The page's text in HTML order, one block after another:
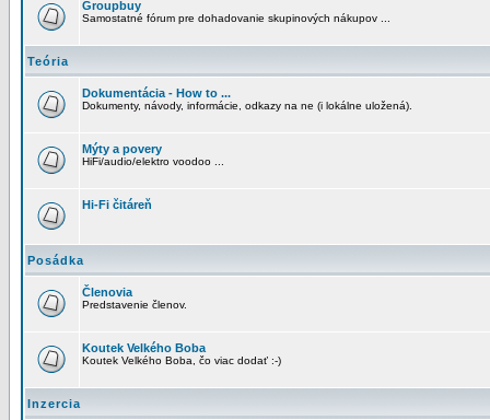
Groupbuy
Samostatné fórum pre dohadovanie skupinových nákupov ...
Teória
Dokumentácia - How to ...
Dokumenty, návody, informácie, odkazy na ne (i lokálne uložená).
Mýty a povery
HiFi/audio/elektro voodoo ...
Hi-Fi čitáreň
Posádka
Členovia
Predstavenie členov.
Koutek Velkého Boba
Koutek Velkého Boba, čo viac dodať :-)
Inzercia